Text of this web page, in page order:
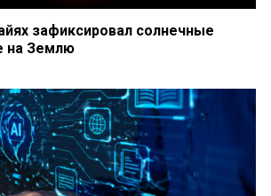
зафиксировал солнечные
на Землю